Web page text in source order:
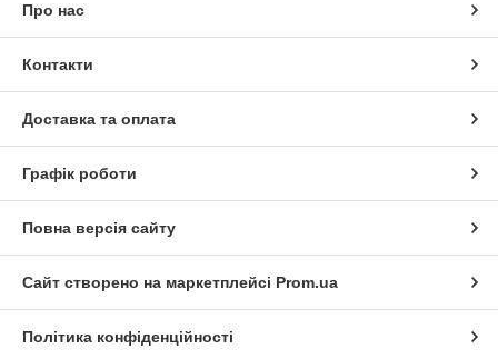
Про нас
Контакти
Доставка та оплата
Графік роботи
Повна версія сайту
Сайт створено на маркетплейсі Prom.ua
Політика конфіденційності